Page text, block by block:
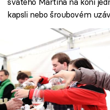
kapsli nebo šroubovém